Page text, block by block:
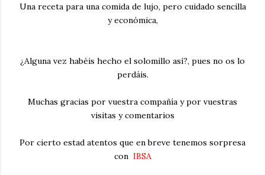
Una receta para una comida de lujo, pero cuidado sencilla
y económica,
¿Alguna vez habéis hecho el solomillo así?, pues no os lo
perdáis.
Muchas gracias por vuestra compañía y por vuestras
visitas y comentarios
Por cierto estad atentos que en breve tenemos sorpresa
con IBSA